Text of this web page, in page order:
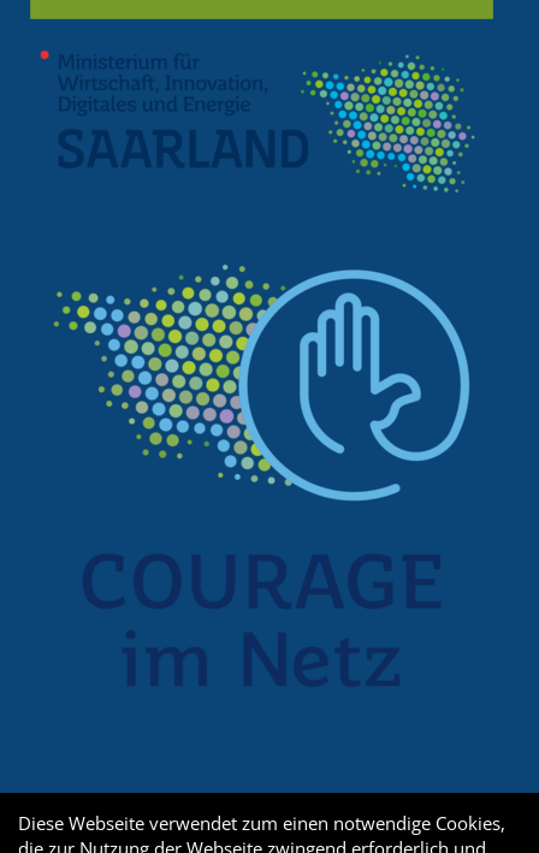
Diese Webseite verwendet zum einen notwendige Cookies,
die zur Nutzung der Webseite zwingend erforderlich und